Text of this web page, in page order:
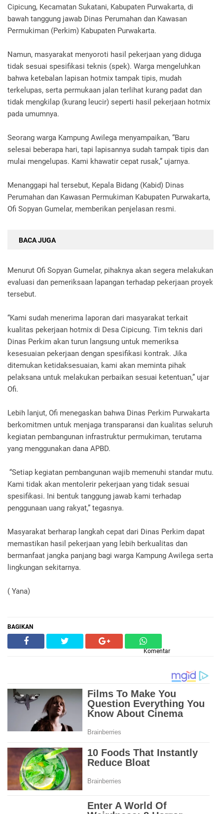
Cipicung, Kecamatan Sukatani, Kabupaten Purwakarta, di
bawah tanggung jawab Dinas Perumahan dan Kawasan
Permukiman (Perkim) Kabupaten Purwakarta.
Namun, masyarakat menyoroti hasil pekerjaan yang diduga
tidak sesuai spesifikasi teknis (spek). Warga mengeluhkan
bahwa ketebalan lapisan hotmix tampak tipis, mudah
terkelupas, serta permukaan jalan terlihat kurang padat dan
tidak mengkilap (kurang leucir) seperti hasil pekerjaan hotmix
pada umumnya.
Seorang warga Kampung Awilega menyampaikan, “Baru
selesai beberapa hari, tapi lapisannya sudah tampak tipis dan
mulai mengelupas. Kami khawatir cepat rusak,” ujarnya.
Menanggapi hal tersebut, Kepala Bidang (Kabid) Dinas
Perumahan dan Kawasan Permukiman Kabupaten Purwakarta,
Ofi Sopyan Gumelar, memberikan penjelasan resmi.
BACA JUGA
Menurut Ofi Sopyan Gumelar, pihaknya akan segera melakukan
evaluasi dan pemeriksaan lapangan terhadap pekerjaan proyek
tersebut.
“Kami sudah menerima laporan dari masyarakat terkait
kualitas pekerjaan hotmix di Desa Cipicung. Tim teknis dari
Dinas Perkim akan turun langsung untuk memeriksa
kesesuaian pekerjaan dengan spesifikasi kontrak. Jika
ditemukan ketidaksesuaian, kami akan meminta pihak
pelaksana untuk melakukan perbaikan sesuai ketentuan,” ujar
Ofi.
Lebih lanjut, Ofi menegaskan bahwa Dinas Perkim Purwakarta
berkomitmen untuk menjaga transparansi dan kualitas seluruh
kegiatan pembangunan infrastruktur permukiman, terutama
yang menggunakan dana APBD.
“Setiap kegiatan pembangunan wajib memenuhi standar mutu.
Kami tidak akan mentolerir pekerjaan yang tidak sesuai
spesifikasi. Ini bentuk tanggung jawab kami terhadap
penggunaan uang rakyat,” tegasnya.
Masyarakat berharap langkah cepat dari Dinas Perkim dapat
memastikan hasil pekerjaan yang lebih berkualitas dan
bermanfaat jangka panjang bagi warga Kampung Awilega serta
lingkungan sekitarnya.
( Yana)
BAGIKAN
Komentar